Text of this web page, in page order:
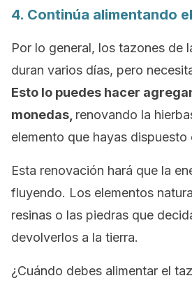
4. Continúa alimentando
Por lo general, los tazones de
duran varios días, pero
Esto lo puedes hacer
monedas, renovando la
elemento que hayas dispuesto
Esta renovación hará que la
fluyendo. Los elementos
resinas o las piedras que
devolverlos a la tierra.
¿Cuándo debes alimentar el